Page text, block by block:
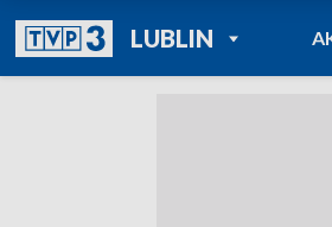
LUBLINPOWRÓT DO
TVP REGIONY